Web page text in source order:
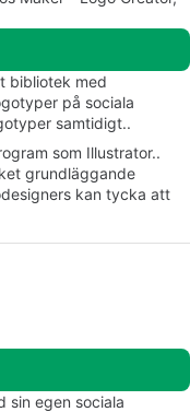
bibliotek med
på sociala
samtidigt..
som Illustrator..
grundläggande
kan tycka att
sin egen sociala